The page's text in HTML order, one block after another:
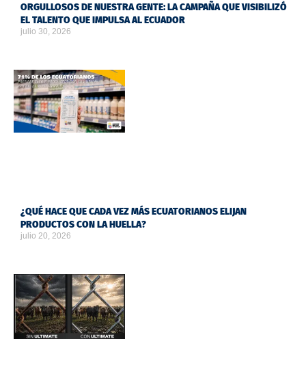
ORGULLOSOS DE NUESTRA GENTE: LA CAMPAÑA QUE VISIBILIZÓ
EL TALENTO QUE IMPULSA AL ECUADOR
julio 30, 2026
¿QUÉ HACE QUE CADA VEZ MÁS ECUATORIANOS ELIJAN
PRODUCTOS CON LA HUELLA?
julio 20, 2026